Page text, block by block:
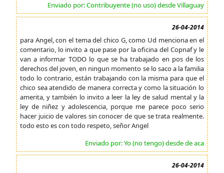
Enviado por: Contribuyente (no uso) desde Villaguay
26-04-2014
para Angel, con el tema del chico G, como Ud menciona en el
comentario, lo invito a que pase por la oficina del Copnaf y le
van a informar TODO lo que se ha trabajado en pos de los
derechos del joven, en ningun momento se lo saco a la familia
todo lo contrario, están trabajando con la misma para que el
chico sea atendido de manera correcta y como la situación lo
amerita, y también lo invito a leer la ley de salud mental y la
ley de niñez y adolescencia, porque me parece poco serio
hacer juicio de valores sin conocer de que se trata realmente.
todo esto es con todo respeto, señor Angel
Enviado por: Yo (no tengo) desde de aca
26-04-2014